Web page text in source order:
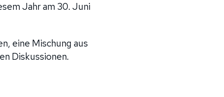
Jahr am 30. Juni
eine Mischung aus
Diskussionen.